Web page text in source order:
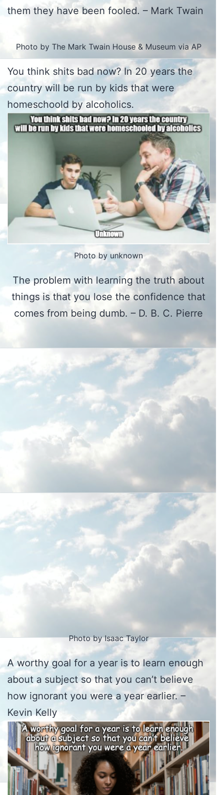
them they have been fooled. – Mark Twain
Photo by The Mark Twain House & Museum via AP
You think shits bad now? In 20 years the
country will be run by kids that were
homeschoold by alcoholics.
Photo by unknown
The problem with learning the truth about
things is that you lose the confidence that
comes from being dumb. – D. B. C. Pierre
Photo by Isaac Taylor
A worthy goal for a year is to learn enough
about a subject so that you can’t believe
how ignorant you were a year earlier. –
Kevin Kelly